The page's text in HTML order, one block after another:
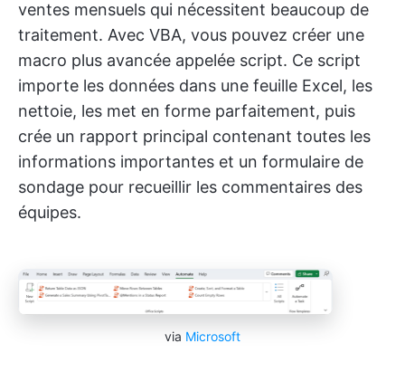
ventes mensuels qui nécessitent beaucoup de
traitement. Avec VBA, vous pouvez créer une
macro plus avancée appelée script. Ce script
importe les données dans une feuille Excel, les
nettoie, les met en forme parfaitement, puis
crée un rapport principal contenant toutes les
informations importantes et un formulaire de
sondage pour recueillir les commentaires des
équipes.
via Microsoft